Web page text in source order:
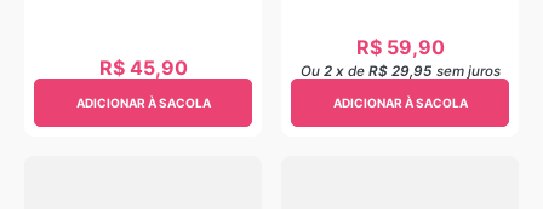
R$ 45,90
ADICIONAR À SACOLA
R$ 59,90
Ou 2 xde R$ 29,95 sem juros
ADICIONAR À SACOLA